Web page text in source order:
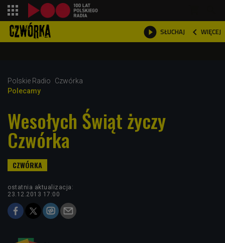
 SŁUCHAJ  WIĘCEJ

Polskie Radio
Czwórka
Polecamy
Wesołych Świąt życzy
Czwórka
ostatnia aktualizacja:
23.12.2013 17:00